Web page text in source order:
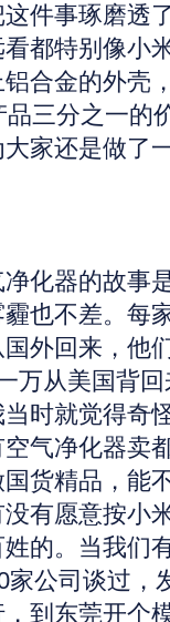
件事琢磨透
都特别像小
合金的外壳
三分之一的
家还是做了
器的故事
也不差。每
外回来，他
万从美国背
时就觉得奇
气净化器卖
货精品，能
有愿意按小
的。当我们
公司谈过，
到东莞开个